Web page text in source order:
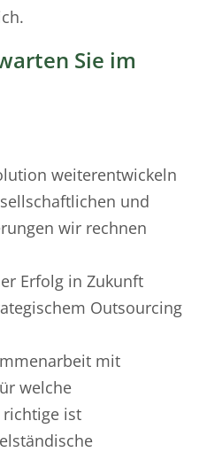
Sie im
weiterentwickeln
und
wir rechnen
Erfolg in Zukunft
Outsourcing
mit
welche
ist